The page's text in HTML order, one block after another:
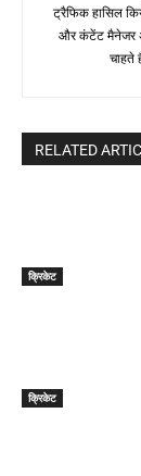
ट्रैफिक हासिल
और कंटेंट मैनेजर
चाहते
RELATED
क्रिकेट
क्रिकेट